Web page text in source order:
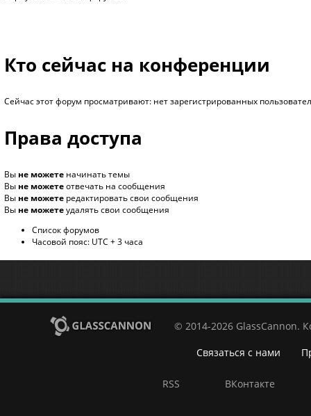
Кто сейчас на конференции
Сейчас этот форум просматривают: нет зарегистрированных
Права доступа
Вы не можете начинать темы
Вы не можетеотвечать на сообщения
Вы не можете редактировать свои сообщения
Вы не можетеудалять свои сообщения
Список форумов
Часовой пояс: UTC + 3 часа
© 2014-2026 GlassCannon.
Связаться с нами
RSS ВКонтакте